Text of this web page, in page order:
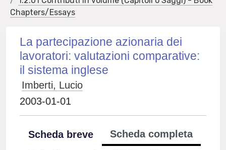
Chapters/Essays
La partecipazione azionaria dei
lavoratori: valutazioni comparative:
il sistema inglese
Imberti, Lucio
2003-01-01
Scheda breve
Scheda completa